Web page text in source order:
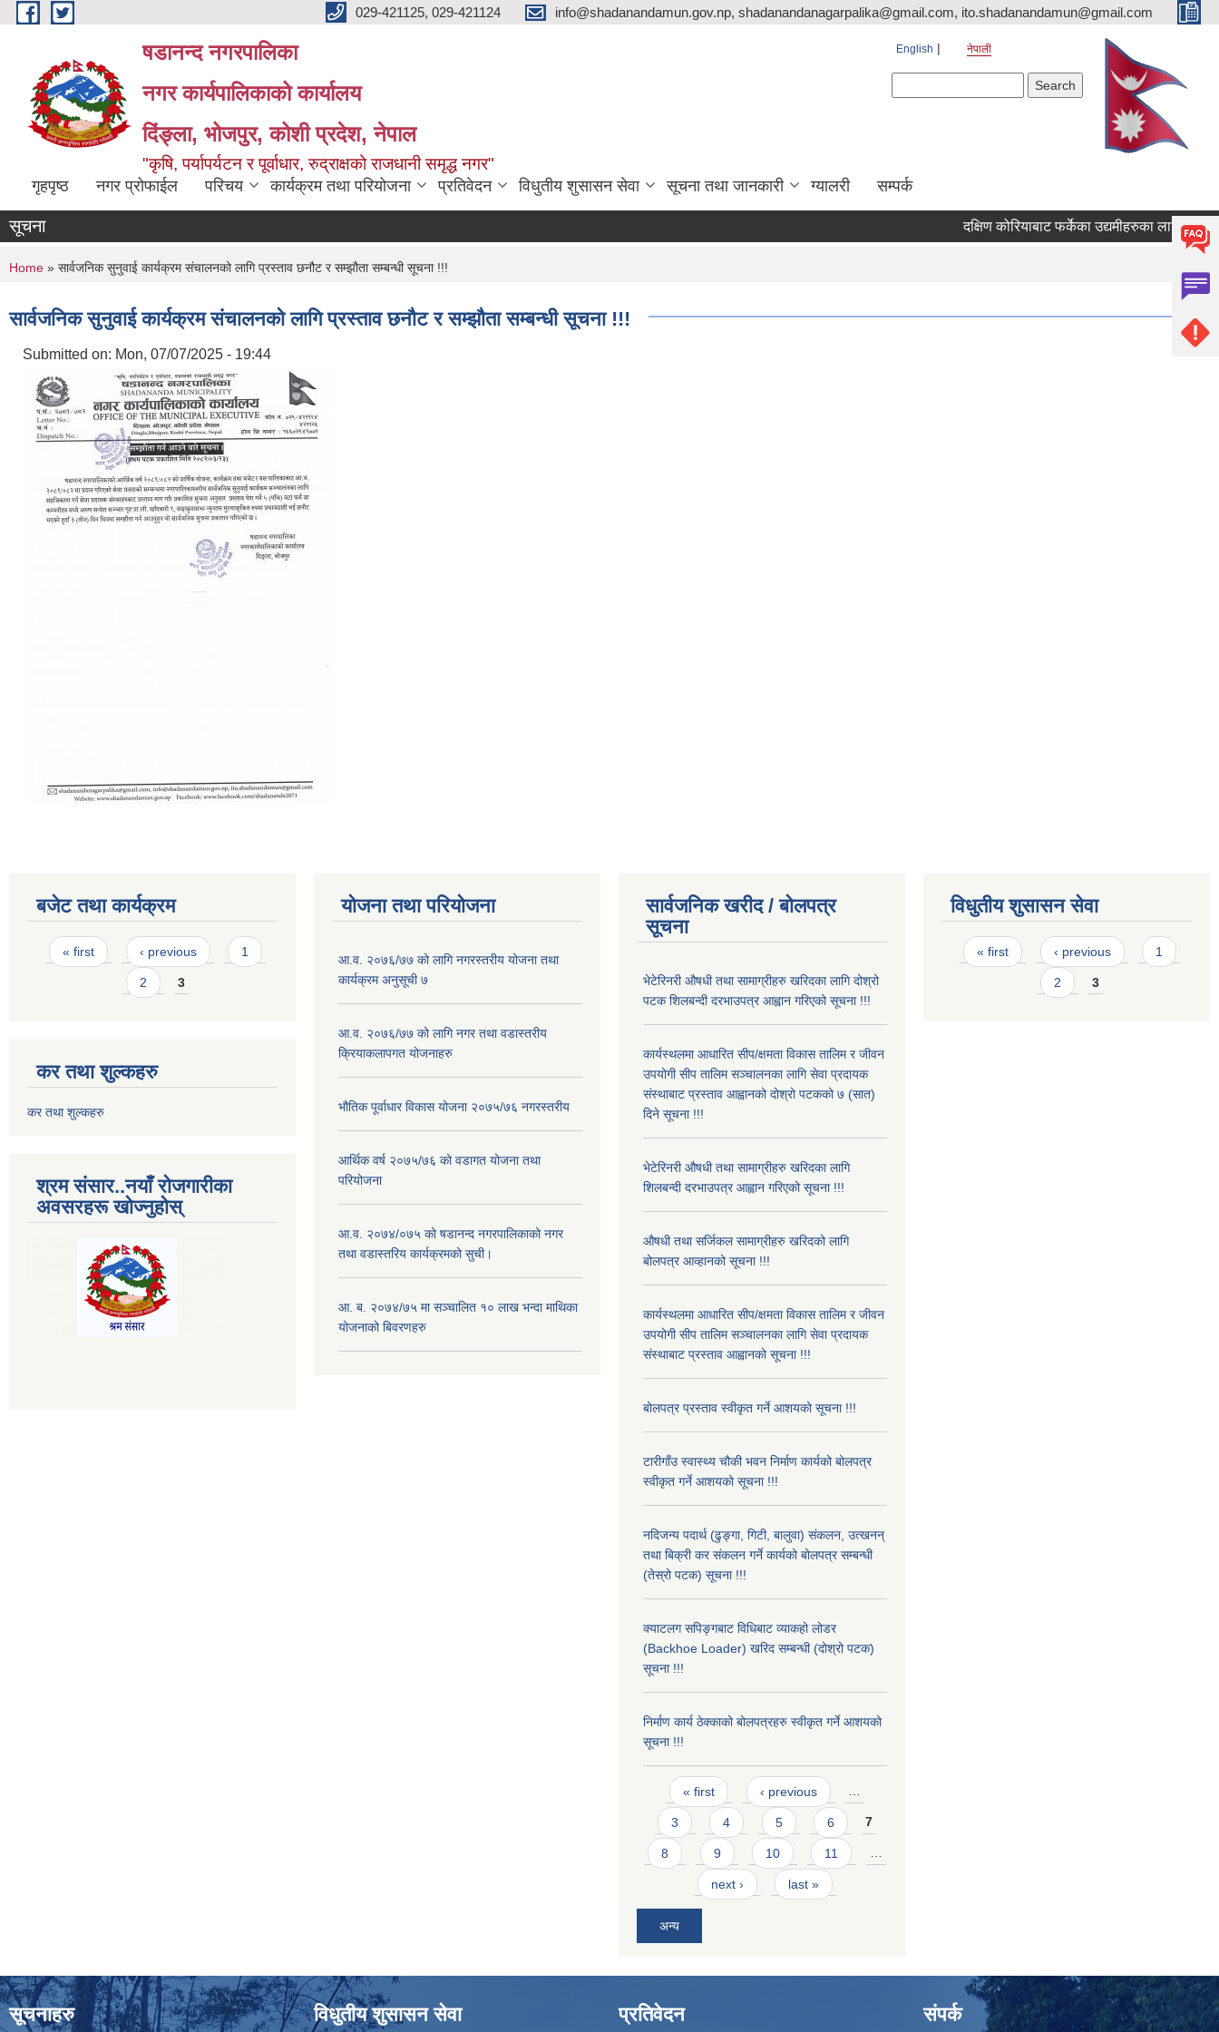
Skip to main content 029-421125, 029-421124 info@shadanandamun.gov.np, shadanandanagarpalika@gmail.com, ito.shadanandamun@gmail.com
षडानन्द नगरपालिका
नगर कार्यपालिकाको कार्यालय
दिंङ्ला, भोजपुर, कोशी प्रदेश, नेपाल
"कृषि, पर्यापर्यटन र पूर्वाधार, रुद्राक्षको राजधानी समृद्ध नगर"
English नेपाली
गृहपृष्ठ नगर प्रोफाईल परिचय कार्यक्रम तथा परियोजना प्रतिवेदन विधुतीय शुसासन सेवा सूचना तथा जानकारी ग्यालरी सम्पर्क
सूचना दक्षिण कोरियाबाट फर्केका उद्यमीहरुका लागि "RIN
You are here
Home » सार्वजनिक सुनुवाई कार्यक्रम संचालनको लागि प्रस्ताव छनौट र सम्झौता सम्बन्धी सूचना !!!
सार्वजनिक सुनुवाई कार्यक्रम संचालनको लागि प्रस्ताव छनौट र सम्झौता सम्बन्धी सूचना !!!
Submitted on: Mon, 07/07/2025 - 19:44
बजेट तथा कार्यक्रम
Pages
« first ‹ previous 1
2 3
कर तथा शुल्कहरु
कर तथा शुल्कहरु
श्रम संसार..नयाँ रोजगारीका
अवसरहरू खोज्नुहोस्
योजना तथा परियोजना
आ.व. २०७६/७७ को लागि नगरस्तरीय योजना तथा
कार्यक्रम अनुसूची ७
आ.व. २०७६/७७ को लागि नगर तथा वडास्तरीय
क्रियाकलापगत योजनाहरु
भौतिक पूर्वाधार विकास योजना २०७५/७६ नगरस्तरीय
आर्थिक वर्ष २०७५/७६ को वडागत योजना तथा
परियोजना
आ.व. २०७४/०७५ को षडानन्द नगरपालिकाको नगर
तथा वडास्तरिय कार्यक्रमको सुची।
आ. ब. २०७४/७५ मा सञ्चालित १० लाख भन्दा माथिका
योजनाको बिवरणहरु
सार्वजनिक खरीद / बोलपत्र
सूचना
भेटेरिनरी औषधी तथा सामाग्रीहरु खरिदका लागि दोश्रो
पटक शिलबन्दी दरभाउपत्र आह्वान गरिएको सूचना !!!
कार्यस्थलमा आधारित सीप/क्षमता विकास तालिम र जीवन
उपयोगी सीप तालिम सञ्चालनका लागि सेवा प्रदायक
संस्थाबाट प्रस्ताव आह्वानको दोश्रो पटकको ७ (सात)
दिने सूचना !!!
भेटेरिनरी औषधी तथा सामाग्रीहरु खरिदका लागि
शिलबन्दी दरभाउपत्र आह्वान गरिएको सूचना !!!
औषधी तथा सर्जिकल सामाग्रीहरु खरिदको लागि
बोलपत्र आव्हानको सूचना !!!
कार्यस्थलमा आधारित सीप/क्षमता विकास तालिम र जीवन
उपयोगी सीप तालिम सञ्चालनका लागि सेवा प्रदायक
संस्थाबाट प्रस्ताव आह्वानको सूचना !!!
बोलपत्र प्रस्ताव स्वीकृत गर्ने आशयको सूचना !!!
टारीगाँउ स्वास्थ्य चौकी भवन निर्माण कार्यको बोलपत्र
स्वीकृत गर्ने आशयको सूचना !!!
नदिजन्य पदार्थ (ढुङ्गा, गिटी, बालुवा) संकलन, उत्खनन्
तथा बिक्री कर संकलन गर्ने कार्यको बोलपत्र सम्बन्धी
(तेस्रो पटक) सूचना !!!
क्याटलग सपिङ्गबाट विधिबाट व्याकहो लोडर
(Backhoe Loader) खरिद सम्बन्धी (दोश्रो पटक)
सूचना !!!
निर्माण कार्य ठेक्काको बोलपत्रहरु स्वीकृत गर्ने आशयको
सूचना !!!
Pages
« first ‹ previous …
3 4 5 6 7
8 9 10 11 …
next › last »
अन्य
विधुतीय शुसासन सेवा
Pages
« first ‹ previous 1
2 3
सूचनाहरु विधुतीय शुसासन सेवा प्रतिवेदन संपर्क